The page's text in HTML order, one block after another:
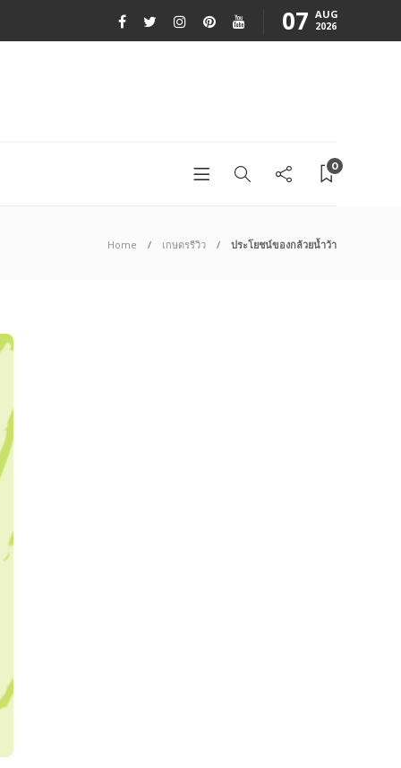
07 AUG
2026
0
Home เกษตรรีวิว ประโยชน์ของกล้วยน้ำว้า